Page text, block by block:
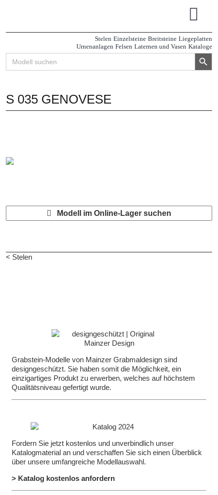
Stelen Einzelsteine Breitsteine Liegeplatten
Urnenanlagen Felsen Laternen und Vasen Kataloge
Search
for:
Search Button
S 035 GENOVESE
Modell im Online-Lager suchen
< Stelen
Grabstein-Modelle von Mainzer Grabmaldesign sind
designgeschützt. Sie haben somit die Möglichkeit, ein
einzigartiges Produkt zu erwerben, welches auf höchstem
Qualitätsniveau gefertigt wurde.
Fordern Sie jetzt kostenlos und unverbindlich unser
Katalogmaterial an und verschaffen Sie sich einen Überblick
über unsere umfangreiche Modellauswahl.
> Katalog kostenlos anfordern